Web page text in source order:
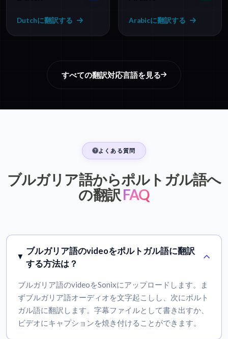
Dutchに翻訳する Arabicに翻訳する
すべての翻訳対応言語を見る
よくある質問
ブルガリア語からポルトガル語へ
の翻訳 FAQ
ブルガリア語のvideoをポルトガル語に翻訳
する方法は？
ブルガリア語のvideoをSonixにアップロードします。ま
ずブルガリア語オーディオを文字起こしし、次にポルト
ガル語に翻訳します。字幕ファイルとして書き出すか、
ビデオにキャプションを焼き付けることができます。